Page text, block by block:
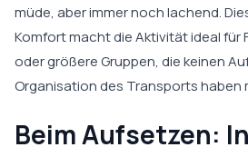
müde, aber immer noch lachend.
Komfort macht die Aktivität ideal für
oder größere Gruppen, die keinen
Organisation des Transports haben
Beim Aufsetzen: